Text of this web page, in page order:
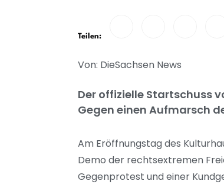
Teilen:
Von: DieSachsen News
Der offizielle Startschuss
Gegen einen Aufmarsch
Am Eröffnungstag des
Demo der rechtsextremen
Gegenprotest und einer